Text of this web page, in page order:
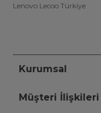
Lenovo Lecoo Türkiye
Kurumsal
Müşteri İlişkileri